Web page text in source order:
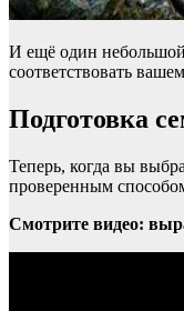
И ещё один небольшой
соответствовать
Подготовка
Теперь, когда вы
проверенным
Смотрите видео: